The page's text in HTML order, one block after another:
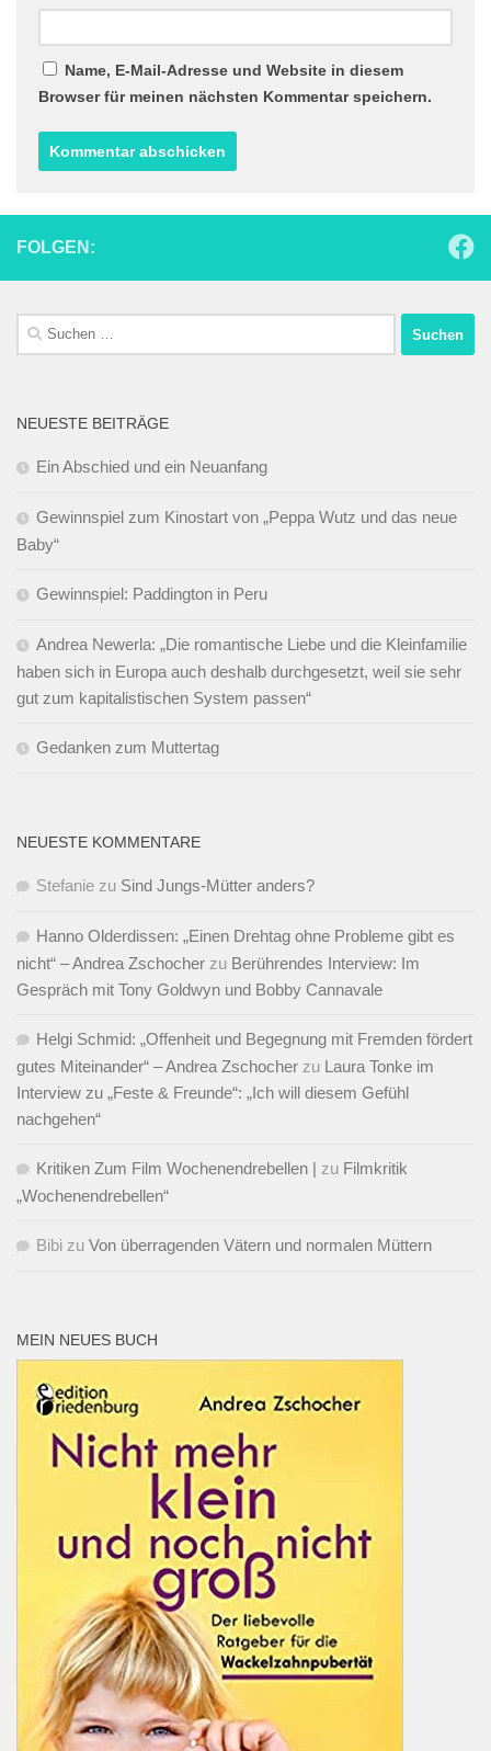
Name, E-Mail-Adresse und Website in diesem
Browser für meinen nächsten Kommentar speichern.
FOLGEN:
Suchen
nach:
NEUESTE BEITRÄGE
Ein Abschied und ein Neuanfang
Gewinnspiel zum Kinostart von „Peppa Wutz und das neue
Baby“
Gewinnspiel: Paddington in Peru
Andrea Newerla: „Die romantische Liebe und die Kleinfamilie
haben sich in Europa auch deshalb durchgesetzt, weil sie sehr
gut zum kapitalistischen System passen“
Gedanken zum Muttertag
NEUESTE KOMMENTARE
Stefanie zu Sind Jungs-Mütter anders?
Hanno Olderdissen: „Einen Drehtag ohne Probleme gibt es
nicht“ – Andrea Zschocher zu Berührendes Interview: Im
Gespräch mit Tony Goldwyn und Bobby Cannavale
Helgi Schmid: „Offenheit und Begegnung mit Fremden fördert
gutes Miteinander“ – Andrea Zschocher zu Laura Tonke im
Interview zu „Feste & Freunde“: „Ich will diesem Gefühl
nachgehen“
Kritiken Zum Film Wochenendrebellen | zu Filmkritik
„Wochenendrebellen“
Bibi zu Von überragenden Vätern und normalen Müttern
MEIN NEUES BUCH